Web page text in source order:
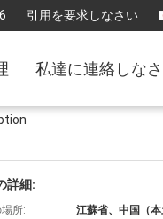
引用を要求しなさい
私達に連絡しな
詳細:
所:
江蘇省、中国（本